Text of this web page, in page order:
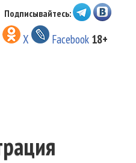
Подписывайтесь:
X Facebook 18+